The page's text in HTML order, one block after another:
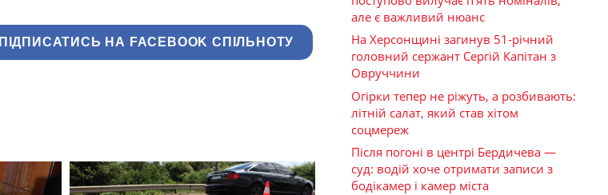
ПІДПИСАТИСЬ НА FACEBOOK СПІЛЬНОТУ
але є важливий нюанс
На Херсонщині загинув 51-річний
головний сержант Сергій Капітан з
Овруччини
Огірки тепер не ріжуть, а розбивають:
літній салат, який став хітом
соцмереж
Після погоні в центрі Бердичева —
суд: водій хоче отримати записи з
бодікамер і камер міста